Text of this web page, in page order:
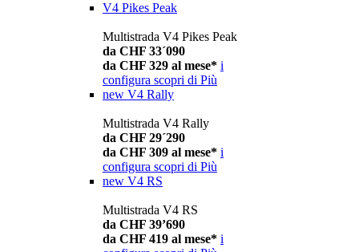
V4 Pikes Peak
Multistrada V4 Pikes Peak
da CHF 33´090
da CHF 329 al mese* i
configura scopri di Più
new V4 Rally
Multistrada V4 Rally
da CHF 29´290
da CHF 309 al mese* i
configura scopri di Più
new V4 RS
Multistrada V4 RS
da CHF 39’690
da CHF 419 al mese* i